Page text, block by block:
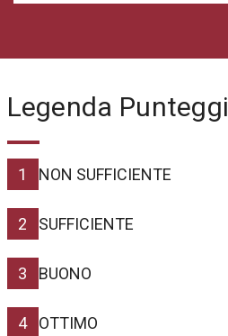
Legenda Punteggi
1 NON SUFFICIENTE
2 SUFFICIENTE
3 BUONO
4 OTTIMO